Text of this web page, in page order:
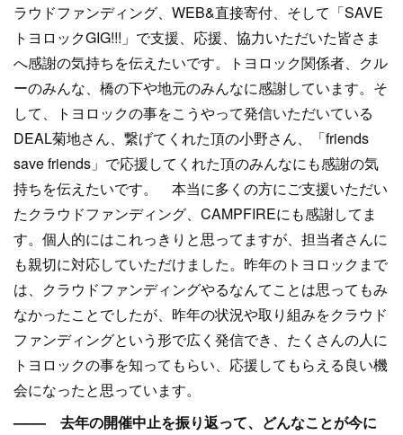
ラウドファンディング、WEB&直接寄付、そして「SAVE
トヨロックGIG!!!」で支援、応援、協力いただいた皆さま
へ感謝の気持ちを伝えたいです。トヨロック関係者、クル
ーのみんな、橋の下や地元のみんなに感謝しています。そ
して、トヨロックの事をこうやって発信いただいている
DEAL菊地さん、繋げてくれた頂の小野さん、「friends
save friends」で応援してくれた頂のみんなにも感謝の気
持ちを伝えたいです。 本当に多くの方にご支援いただい
たクラウドファンディング、CAMPFIREにも感謝してま
す。個人的にはこれっきりと思ってますが、担当者さんに
も親切に対応していただけました。昨年のトヨロックまで
は、クラウドファンディングやるなんてことは思ってもみ
なかったことでしたが、昨年の状況や取り組みをクラウド
ファンディングという形で広く発信でき、たくさんの人に
トヨロックの事を知ってもらい、応援してもらえる良い機
会になったと思っています。
–––– 去年の開催中止を振り返って、どんなことが今に